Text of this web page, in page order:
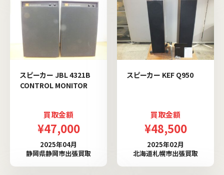
スピーカー JBL 4321B
CONTROL MONITOR
買取金額
¥47,000
2025年04月
静岡県静岡市出張買取
スピーカー KEF Q950
買取金額
¥48,500
2025年02月
北海道札幌市出張買取